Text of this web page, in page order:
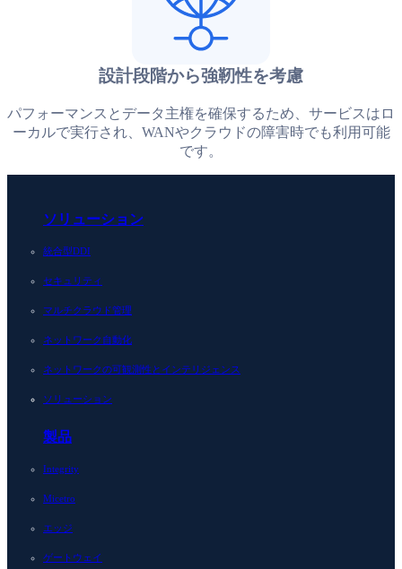
設計段階から強靭性を考慮
パフォーマンスとデータ主権を確保するため、サービスはロ
ーカルで実行され、WANやクラウドの障害時でも利用可能
です。
ソリューション
統合型DDI
セキュリティ
マルチクラウド管理
ネットワーク自動化
ネットワークの可観測性とインテリジェンス
ソリューション
製品
Integrity
Micetro
エッジ
ゲートウェイ